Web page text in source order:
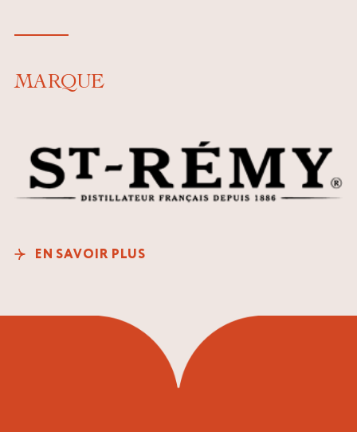
MARQUE
EN SAVOIR PLUS